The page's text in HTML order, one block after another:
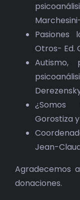
Pasiones
Otros- Ed.
Autismo,
¿Somos
Gorostiza
Jean-
Agradecemos
donaciones.